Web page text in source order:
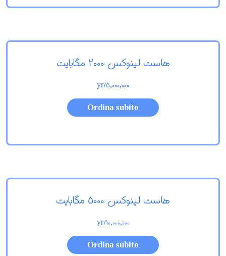
هاست لینوکس 2000 مگابایت
5,000,000
/yr
Ordina subito
هاست لینوکس 5000 مگابایت
10,000,000
/yr
Ordina subito